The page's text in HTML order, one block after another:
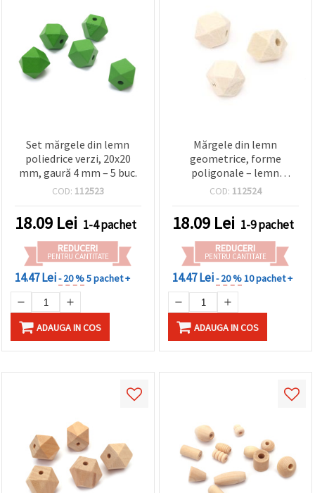
Set mărgele din lemn
poliedrice verzi, 20x20
mm, gaură 4 mm – 5 buc.
COD: 112523
18.09 Lei 1-4 pachet
REDUCERI
PENTRU CANTITATE
14.47 Lei- 20 %5 pachet +
ADAUGA IN COS
Mărgele din lemn
geometrice, forme
poligonale – lemn
natural, 10x10 mm, gaură
COD: 112524
18.09 Lei 1-9 pachet
REDUCERI
PENTRU CANTITATE
14.47 Lei- 20 %10 pachet +
ADAUGA IN COS